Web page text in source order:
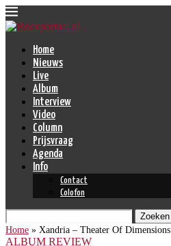
Home
Nieuws
Live
Album
Interview
Video
Column
Prijsvraag
Agenda
Info
Contact
Colofon
Zoeken
Home » Xandria – Theater Of Dimensions
ALBUM REVIEW